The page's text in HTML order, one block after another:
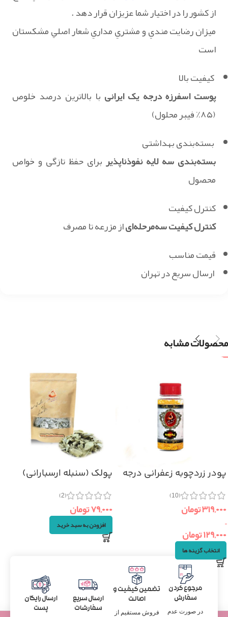
از کشور را در اختيار شما عزيزان قرار دهد .
ميزان رضايت مندي و مشتري مداري شعار اصلي مشکستان
است
کیفیت بالا
پوست اسفرزه درجه یک ایرانی با بالاترین درصد خلوص
(۸۵٪ فیبر محلول)
بسته‌بندی بهداشتی
بسته‌بندی سه لایه نفوذناپذیر برای حفظ تازگی و خواص
محصول
کنترل کیفیت
کنترل کیفیت سه‌مرحله‌ایاز مزرعه تا مصرف
قیمت مناسب
ارسال سریع در تهران
محصولات مشابه
پودر زردچوبه زعفرانی درجه
(10)
۳۱۹,۰۰۰تومان
–
۱۲۹,۰۰۰تومان
انتخاب گزینه ها
پولک (سنبله ارسبارانی)
(2)
۷۹,۰۰۰تومان
افزودن به سبد خرید
مرجوع کردن
سفارش
در صورت عدم
تضمین کیفیت و
اصالت
فروش مستقیم از
ارسال سریع
سفارشات
ارسال رایگان
پست